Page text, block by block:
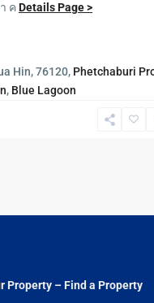
คDetails Page >
Hin, 76120, Phetchaburi
, Blue Lagoon
Property – Find a Property